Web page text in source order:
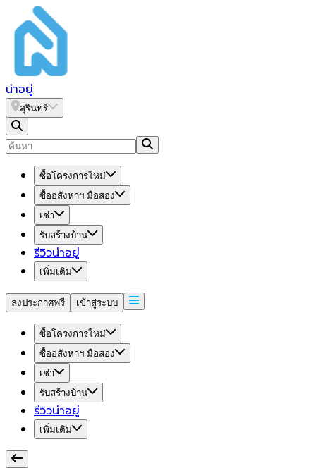
น่าอยู่
สุรินทร์
ซื้อโครงการใหม่
ซื้ออสังหาฯ มือสอง
เช่า
รับสร้างบ้าน
รีวิวน่าอยู่
เพิ่มเติม
ลงประกาศฟรี เข้าสู่ระบบ
ซื้อโครงการใหม่
ซื้ออสังหาฯ มือสอง
เช่า
รับสร้างบ้าน
รีวิวน่าอยู่
เพิ่มเติม